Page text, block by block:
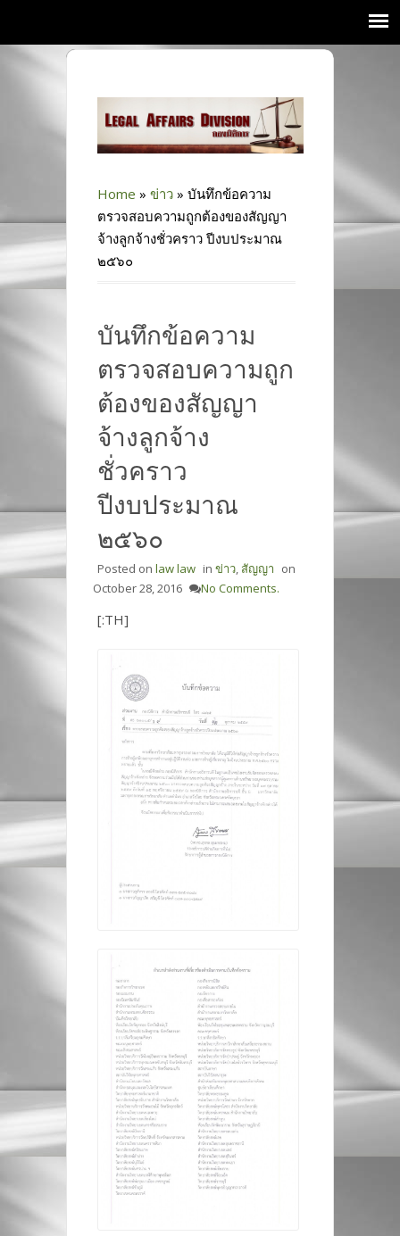
Home » ข่าว » บันทึกข้อความ
ตรวจสอบความถูกต้องของสัญญา
จ้างลูกจ้างชั่วคราว ปีงบประมาณ
๒๕๖๐
บันทึกข้อความ
ตรวจสอบความถูก
ต้องของสัญญา
จ้างลูกจ้าง
ชั่วคราว
ปีงบประมาณ
๒๕๖๐
Posted on law law in ข่าว, สัญญา on
October 28, 2016
No Comments.
[:TH]